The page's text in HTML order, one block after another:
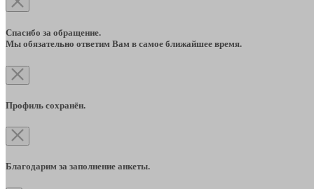
Спасибо за обращение.
Мы обязательно ответим Вам в самое ближайшее время.
Профиль сохранён.
Благодарим за заполнение анкеты.